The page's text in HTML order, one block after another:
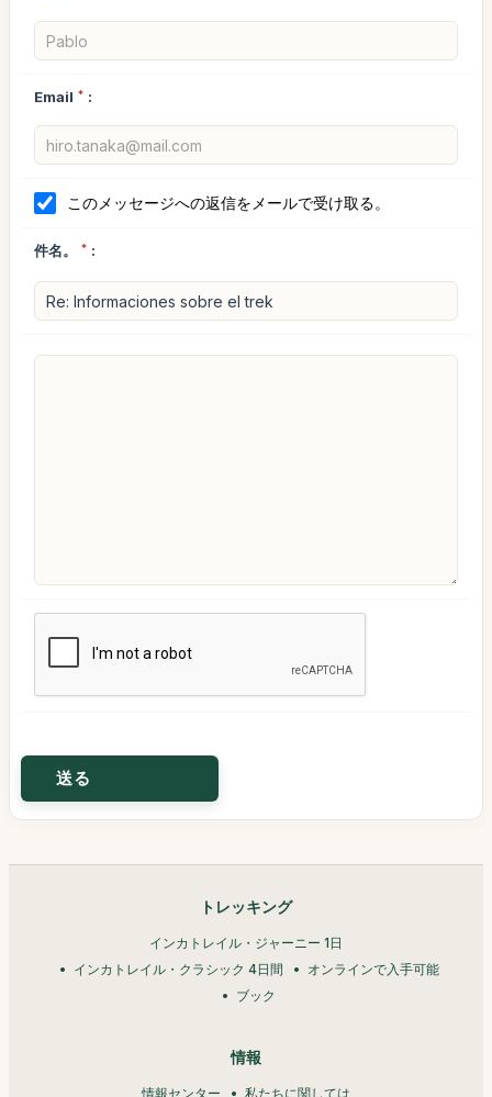
Email * :
このメッセージへの返信をメールで受け取る。
件名。 * :
トレッキング
インカトレイル・ジャーニー 1日
インカトレイル・クラシック 4日間
オンラインで入手可能
ブック
情報
情報センター 私たちに関しては